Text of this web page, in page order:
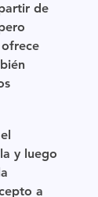
de
y luego
a